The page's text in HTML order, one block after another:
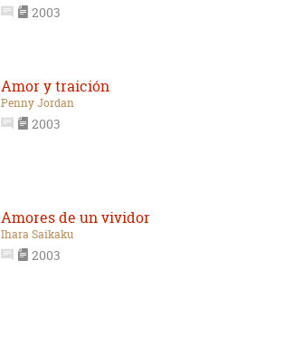
2003
Amor y traición
Penny Jordan
2003
Amores de un vividor
Ihara Saikaku
2003